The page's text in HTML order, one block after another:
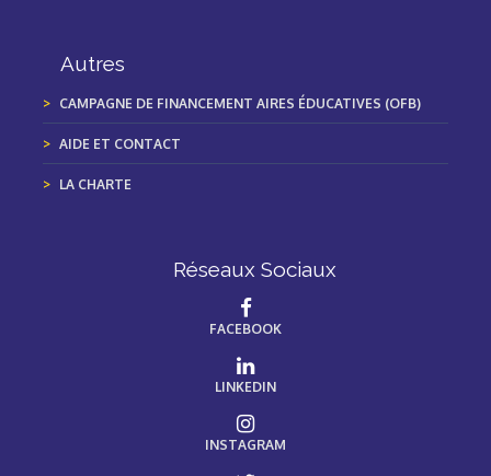
Autres
CAMPAGNE DE FINANCEMENT AIRES ÉDUCATIVES (OFB)
AIDE ET CONTACT
LA CHARTE
Réseaux Sociaux
FACEBOOK
LINKEDIN
INSTAGRAM